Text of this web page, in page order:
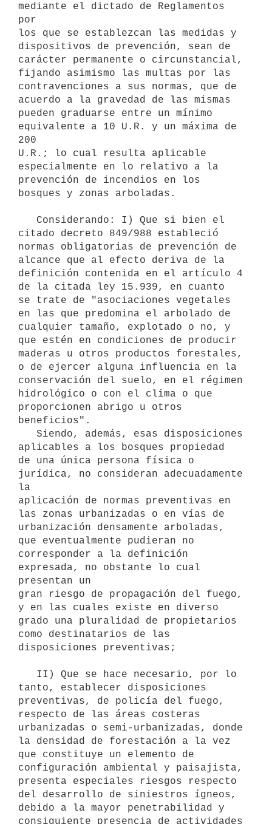
mediante el dictado de Reglamentos
por
los que se establezcan las medidas y
dispositivos de prevención, sean de
carácter permanente o circunstancial,
fijando asimismo las multas por las
contravenciones a sus normas, que de
acuerdo a la gravedad de las mismas
pueden graduarse entre un mínimo
equivalente a 10 U.R. y un máxima de
200
U.R.; lo cual resulta aplicable
especialmente en lo relativo a la
prevención de incendios en los
bosques y zonas arboladas.
citado decreto 849/988 estableció
normas obligatorias de prevención de
alcance que al efecto deriva de la
definición contenida en el artículo 4
de la citada ley 15.939, en cuanto
se trate de "asociaciones vegetales
en las que predomina el arbolado de
cualquier tamaño, explotado o no, y
que estén en condiciones de producir
maderas u otros productos forestales,
o de ejercer alguna influencia en la
conservación del suelo, en el régimen
hidrológico o con el clima o que
proporcionen abrigo u otros
beneficios".
aplicables a los bosques propiedad
de una única persona física o
jurídica, no consideran adecuadamente
la
aplicación de normas preventivas en
las zonas urbanizadas o en vías de
urbanización densamente arboladas,
que eventualmente pudieran no
corresponder a la definición
expresada, no obstante lo cual
presentan un
gran riesgo de propagación del fuego,
y en las cuales existe en diverso
grado una pluralidad de propietarios
como destinatarios de las
disposiciones preventivas;
tanto, establecer disposiciones
preventivas, de policía del fuego,
respecto de las áreas costeras
urbanizadas o semi-urbanizadas, donde
la densidad de forestación a la vez
que constituye un elemento de
configuración ambiental y paisajista,
presenta especiales riesgos respecto
del desarrollo de siniestros ígneos,
debido a la mayor penetrabilidad y
consiguiente presencia de actividades